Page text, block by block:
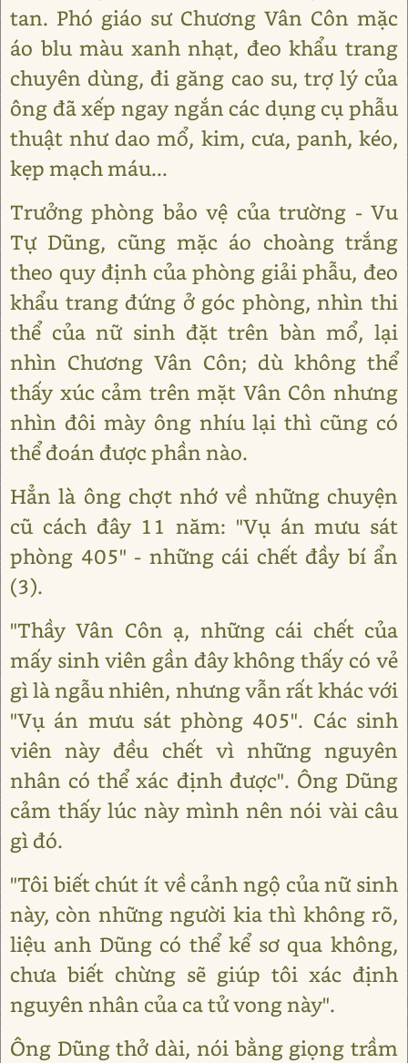
tan. Phó giáo sư Chương Vân Côn mặc
áo blu màu xanh nhạt, đeo khẩu trang
chuyên dùng, đi găng cao su, trợ lý của
ông đã xếp ngay ngắn các dụng cụ phẫu
thuật như dao mổ, kim, cưa, panh, kéo,
kẹp mạch máu...
Trưởng phòng bảo vệ của trường - Vu
Tự Dũng, cũng mặc áo choàng trắng
theo quy định của phòng giải phẫu, đeo
khẩu trang đứng ở góc phòng, nhìn thi
thể của nữ sinh đặt trên bàn mổ, lại
nhìn Chương Vân Côn; dù không thể
thấy xúc cảm trên mặt Vân Côn nhưng
nhìn đôi mày ông nhíu lại thì cũng có
thể đoán được phần nào.
Hẳn là ông chợt nhớ về những chuyện
cũ cách đây 11 năm: "Vụ án mưu sát
phòng 405" - những cái chết đầy bí ẩn
(3).
"Thầy Vân Côn ạ, những cái chết của
mấy sinh viên gần đây không thấy có vẻ
gì là ngẫu nhiên, nhưng vẫn rất khác với
"Vụ án mưu sát phòng 405". Các sinh
viên này đều chết vì những nguyên
nhân có thể xác định được". Ông Dũng
cảm thấy lúc này mình nên nói vài câu
gì đó.
"Tôi biết chút ít về cảnh ngộ của nữ sinh
này, còn những người kia thì không rõ,
liệu anh Dũng có thể kể sơ qua không,
chưa biết chừng sẽ giúp tôi xác định
nguyên nhân của ca tử vong này".
Ông Dũng thở dài, nói bằng giọng trầm